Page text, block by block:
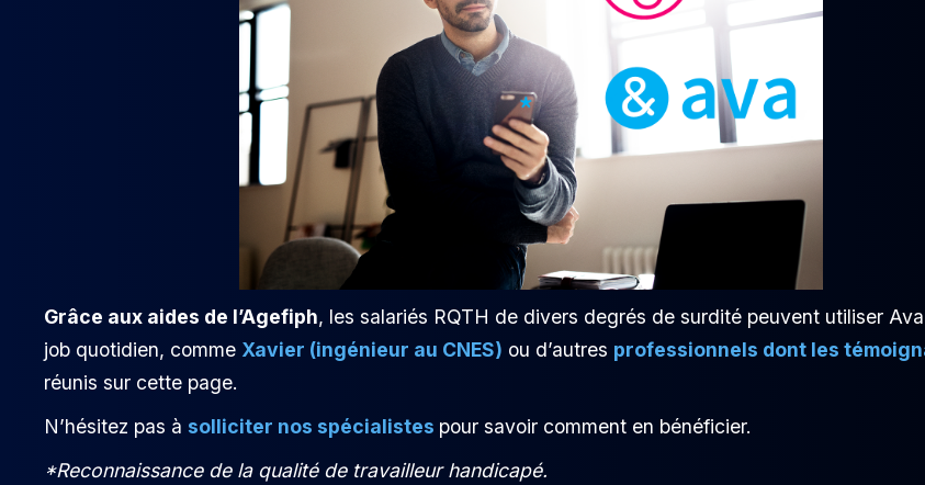
Grâce aux aides de l’Agefiph, les salariés RQTH de divers degrés de surdité peuvent utiliser
job quotidien, comme Xavier (ingénieur au CNES) ou d’autres professionnels dont les
réunis sur cette page.
N’hésitez pas à solliciter nos spécialistes pour savoir comment en bénéficier.
*Reconnaissance de la qualité de travailleur handicapé.